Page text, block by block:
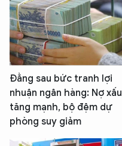
Đằng sau bức tranh lợi
nhuận ngân hàng: Nợ xấu
tăng mạnh, bộ đệm dự
phòng suy giảm